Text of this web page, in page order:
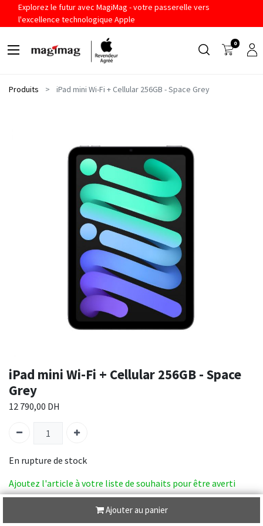
Explorez le futur avec MagiMag - votre passerelle vers
l'excellence technologique Apple
0
Produits iPad mini Wi-Fi + Cellular 256GB - Space Grey
Ajouter au panier
iPad mini Wi-Fi + Cellular 256GB - Space
Grey
12 790,00 DH
En rupture de stock
Ajoutez l'article à votre liste de souhaits pour être averti
lorsque le produit sera de nouveau en stock.
SKU :MK8F3NF/A